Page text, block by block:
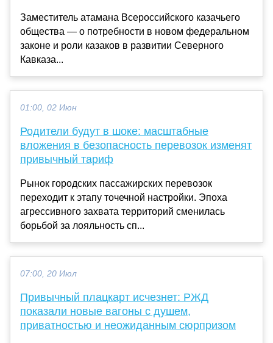
Заместитель атамана Всероссийского казачьего
общества — о потребности в новом федеральном
законе и роли казаков в развитии Северного
Кавказа...
01:00, 02 Июн
Родители будут в шоке: масштабные
вложения в безопасность перевозок изменят
привычный тариф
Рынок городских пассажирских перевозок
переходит к этапу точечной настройки. Эпоха
агрессивного захвата территорий сменилась
борьбой за лояльность сп...
07:00, 20 Июл
Привычный плацкарт исчезнет: РЖД
показали новые вагоны с душем,
приватностью и неожиданным сюрпризом